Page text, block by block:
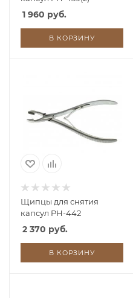
1 960 руб.
В КОРЗИНУ
Щипцы для снятия
капсул PH-442
2 370 руб.
В КОРЗИНУ